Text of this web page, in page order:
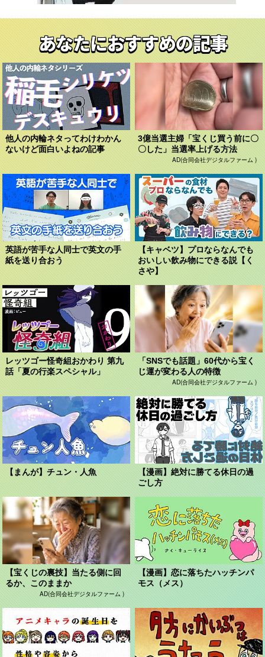
あなたにおすすめの記事
他人の内輪ネタってわけわかん
ないけど面白いよねの記事
3億当選主婦「宝くじ買う前に〇
〇した」当選率上げる方法
AD(合同会社デジタルファーム )
英語が苦手な人同士で英文の手
紙を送り合おう
【キャベツ】プロならなんでも
おいしい飲み物にできる説【く
さや】
レッツゴー怪奇組おかわり 第九
話「夏の行楽スペシャル」
「SNSでも話題」60代から宝く
じ運が変わる人の特徴
AD(合同会社デジタルファーム )
【まんが】チュン・人魚
【漫画】絶対に勝てる休日の過
ごし方
【宝くじの裏技】当たる側に回
るか、このままか
AD(合同会社デジタルファーム )
【漫画】恋に落ちたハッチンパ
モス（メス）